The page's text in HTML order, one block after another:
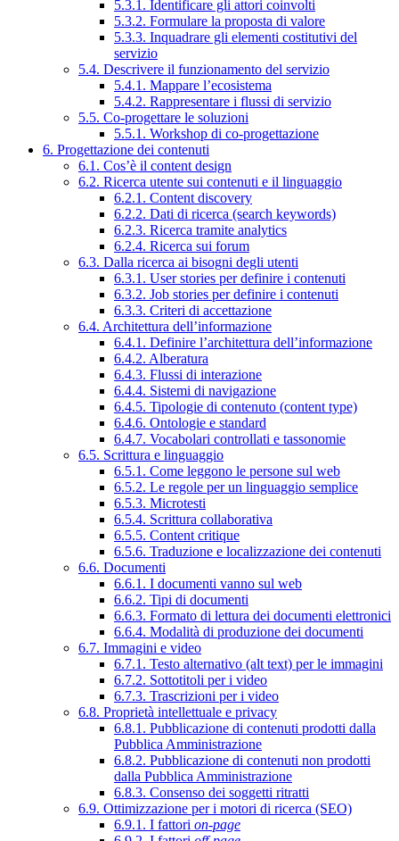
5.3.1. Identificare gli attori coinvolti
5.3.2. Formulare la proposta di valore
5.3.3. Inquadrare gli elementi costitutivi del
servizio
5.4. Descrivere il funzionamento del servizio
5.4.1. Mappare l’ecosistema
5.4.2. Rappresentare i flussi di servizio
5.5. Co-progettare le soluzioni
5.5.1. Workshop di co-progettazione
6. Progettazione dei contenuti
6.1. Cos’è il content design
6.2. Ricerca utente sui contenuti e il linguaggio
6.2.1. Content discovery
6.2.2. Dati di ricerca (search keywords)
6.2.3. Ricerca tramite analytics
6.2.4. Ricerca sui forum
6.3. Dalla ricerca ai bisogni degli utenti
6.3.1. User stories per definire i contenuti
6.3.2. Job stories per definire i contenuti
6.3.3. Criteri di accettazione
6.4. Architettura dell’informazione
6.4.1. Definire l’architettura dell’informazione
6.4.2. Alberatura
6.4.3. Flussi di interazione
6.4.4. Sistemi di navigazione
6.4.5. Tipologie di contenuto (content type)
6.4.6. Ontologie e standard
6.4.7. Vocabolari controllati e tassonomie
6.5. Scrittura e linguaggio
6.5.1. Come leggono le persone sul web
6.5.2. Le regole per un linguaggio semplice
6.5.3. Microtesti
6.5.4. Scrittura collaborativa
6.5.5. Content critique
6.5.6. Traduzione e localizzazione dei contenuti
6.6. Documenti
6.6.1. I documenti vanno sul web
6.6.2. Tipi di documenti
6.6.3. Formato di lettura dei documenti elettronici
6.6.4. Modalità di produzione dei documenti
6.7. Immagini e video
6.7.1. Testo alternativo (alt text) per le immagini
6.7.2. Sottotitoli per i video
6.7.3. Trascrizioni per i video
6.8. Proprietà intellettuale e privacy
6.8.1. Pubblicazione di contenuti prodotti dalla
Pubblica Amministrazione
6.8.2. Pubblicazione di contenuti non prodotti
dalla Pubblica Amministrazione
6.8.3. Consenso dei soggetti ritratti
6.9. Ottimizzazione per i motori di ricerca (SEO)
6.9.1. I fattori on-page